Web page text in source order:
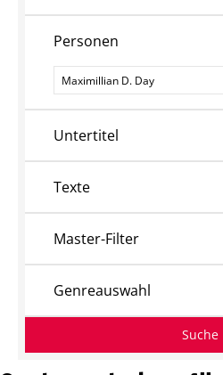
Personen
Personen
Untertitel
Texte
Master-Filter
Genreauswahl
Suche